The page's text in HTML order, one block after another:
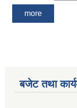
more
बजेट तथा